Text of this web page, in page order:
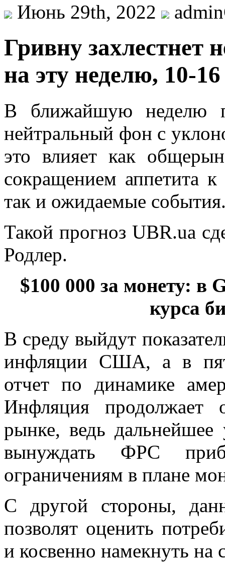
Июнь 29th, 2022
Гривну зaxлeстнeт
на эту неделю, 10-
В ближайшую неделю
нейтральный фон с
это влияет как
сокращением аппетита
так и ожидаемые
Такой прогноз UBR.ua
Родлер.
$100 000 за монету: в
курса
В среду выйдут
инфляции США, а в
отчет по динамике
Инфляция продолжает
рынке, ведь дальнейшее
вынуждать ФРС
ограничениям в плане
С другой стороны,
позволят оценить
и косвенно намекнуть на